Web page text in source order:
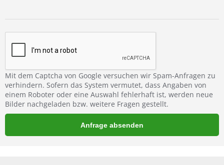
Mit dem Captcha von Google versuchen wir Spam-Anfragen zu
verhindern. Sofern das System vermutet, dass Angaben von
einem Roboter oder eine Auswahl fehlerhaft ist, werden neue
Bilder nachgeladen bzw. weitere Fragen gestellt.